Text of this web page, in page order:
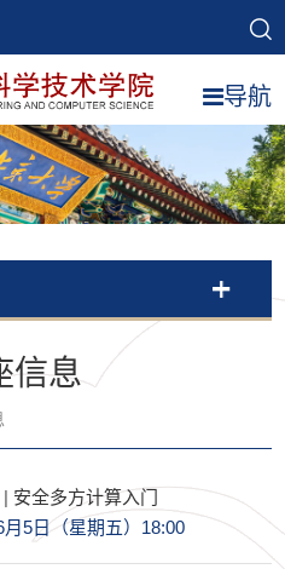
导航
信息
安全多方计算入门
5日（星期五）18:00